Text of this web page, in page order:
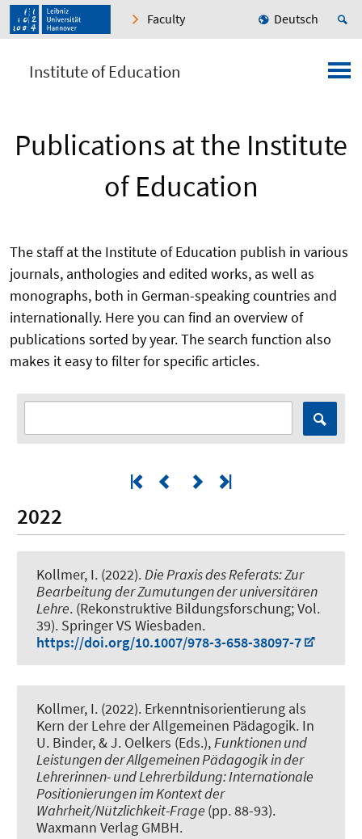
Faculty Deutsch
Institute of Education
Publications at the Institute
of Education
The staff at the Institute of Education publish in various
journals, anthologies and edited works, as well as
monographs, both in German-speaking countries and
internationally. Here you can find an overview of
publications sorted by year. The search function also
makes it easy to filter for specific articles.
2022
Kollmer, I. (2022). Die Praxis des Referats: Zur
Bearbeitung der Zumutungen der universitären
Lehre. (Rekonstruktive Bildungsforschung; Vol.
39). Springer VS Wiesbaden.
https://doi.org/10.1007/978-3-658-38097-7
Kollmer, I. (2022). Erkenntnisorientierung als
Kern der Lehre der Allgemeinen Pädagogik. In
U. Binder, & J. Oelkers (Eds.),Funktionen und
Leistungen der Allgemeinen Pädagogik in der
Lehrerinnen- und Lehrerbildung: Internationale
Positionierungen im Kontext der
Wahrheit/Nützlichkeit-Frage (pp. 88-93).
Waxmann Verlag GMBH.